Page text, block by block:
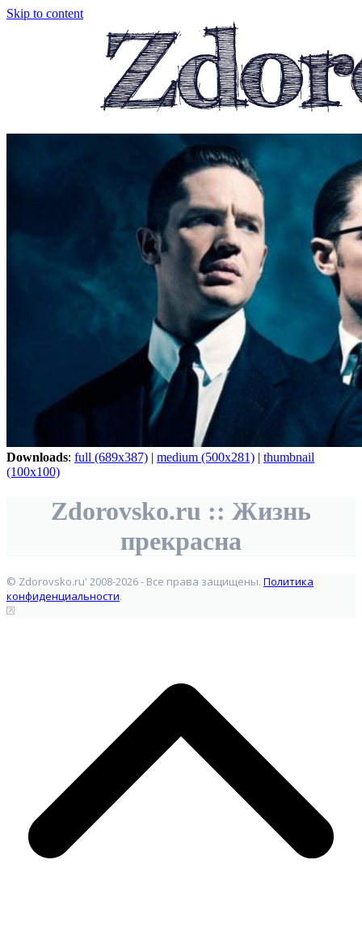
Skip to content
Downloads: full (689x387) | medium (500x281) | thumbnail
(100x100)
Zdorovsko.ru :: Жизнь
прекрасна
© Zdorovsko.ru' 2008-2026 - Все права защищены. Политика
конфиденциальности.